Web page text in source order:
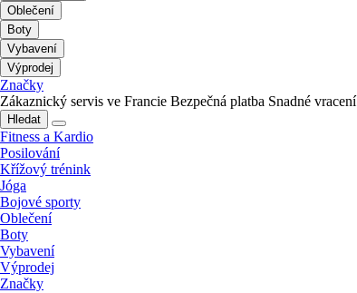
Oblečení
Boty
Vybavení
Výprodej
Značky
Zákaznický servis ve Francie Bezpečná platba Snadné vracení
Hledat
Fitness a Kardio
Posilování
Křížový trénink
Jóga
Bojové sporty
Oblečení
Boty
Vybavení
Výprodej
Značky